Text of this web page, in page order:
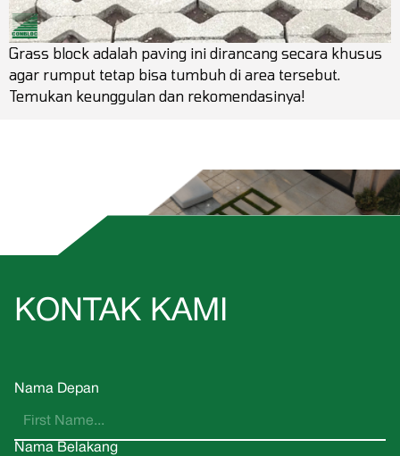
Grass block adalah paving ini dirancang secara khusus
agar rumput tetap bisa tumbuh di area tersebut.
Temukan keunggulan dan rekomendasinya!
KONTAK KAMI
Nama Depan
Nama Belakang